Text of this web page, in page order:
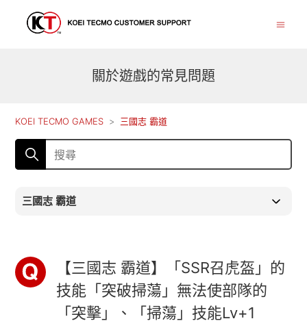
關於遊戲的常見問題
KOEI TECMO GAMES 三國志 霸道
三國志 霸道
【三國志 霸道】「SSR召虎盔」的
技能「突破掃蕩」無法使部隊的
「突擊」、「掃蕩」技能Lv+1